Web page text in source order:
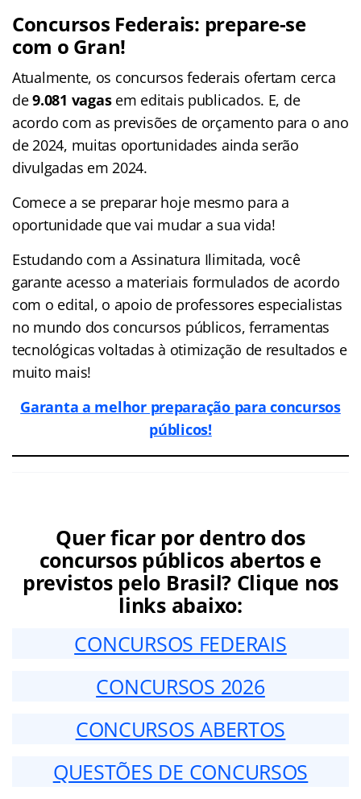
Concursos Federais: prepare-se
com o Gran!
Atualmente, os concursos federais ofertam cerca
de9.081 vagasem editais publicados. E, de
acordo com as previsões de orçamento para o ano
de 2024, muitas oportunidades ainda serão
divulgadas em 2024.
Comece a se preparar hoje mesmo para a
oportunidade que vai mudar a sua vida!
Estudando com a Assinatura Ilimitada, você
garante acesso a materiais formulados de acordo
com o edital, o apoio de professores especialistas
no mundo dos concursos públicos, ferramentas
tecnológicas voltadas à otimização de resultados e
muito mais!
Garanta a melhor preparação para concursos
públicos!
Quer ficar por dentro dos
concursos públicos abertos e
previstos pelo Brasil? Clique nos
links abaixo:
CONCURSOS FEDERAIS
CONCURSOS 2026
CONCURSOS ABERTOS
QUESTÕES DE CONCURSOS